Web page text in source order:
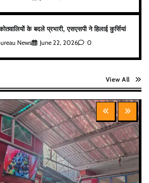
के बदले प्रभारी, एसएसपी ने हिलाई कुर्सियां
News June 22, 2026 0
View All